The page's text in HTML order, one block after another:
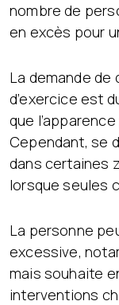
nombre de
en excès pour
La demande de
d’exercice est
que
Cependant, se
dans certaines
lorsque seules
La personne
excessive,
mais souhaite
interventions